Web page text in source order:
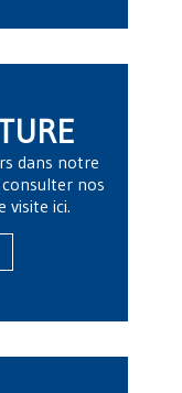
dans notre
nos
visite ici.